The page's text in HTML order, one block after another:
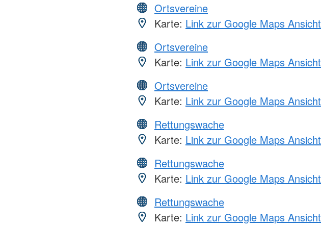
Ortsvereine
Karte: Link zur Google Maps Ansicht
Ortsvereine
Karte: Link zur Google Maps Ansicht
Ortsvereine
Karte: Link zur Google Maps Ansicht
Rettungswache
Karte: Link zur Google Maps Ansicht
Rettungswache
Karte: Link zur Google Maps Ansicht
Rettungswache
Karte: Link zur Google Maps Ansicht